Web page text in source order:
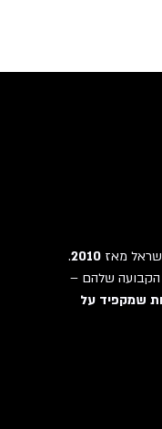
מאז2010
.
שלהם –
שמקפיד על